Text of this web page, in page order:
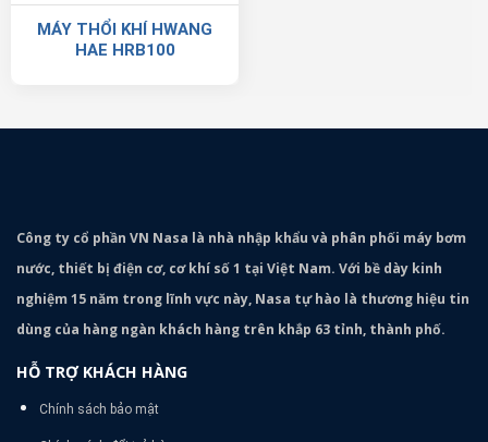
MÁY THỔI KHÍ HWANG
HAE HRB100
Công ty cổ phần VN Nasa là nhà nhập khẩu và phân phối máy bơm
nước, thiết bị điện cơ, cơ khí số 1 tại Việt Nam. Với bề dày kinh
nghiệm 15 năm trong lĩnh vực này, Nasa tự hào là thương hiệu tin
dùng của hàng ngàn khách hàng trên khắp 63 tỉnh, thành phố.
HỖ TRỢ KHÁCH HÀNG
Chính sách bảo mật